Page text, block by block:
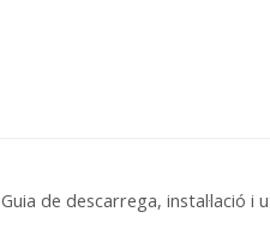
Guia de descarrega, instal·lació